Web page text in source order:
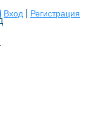
Вход Регистрация